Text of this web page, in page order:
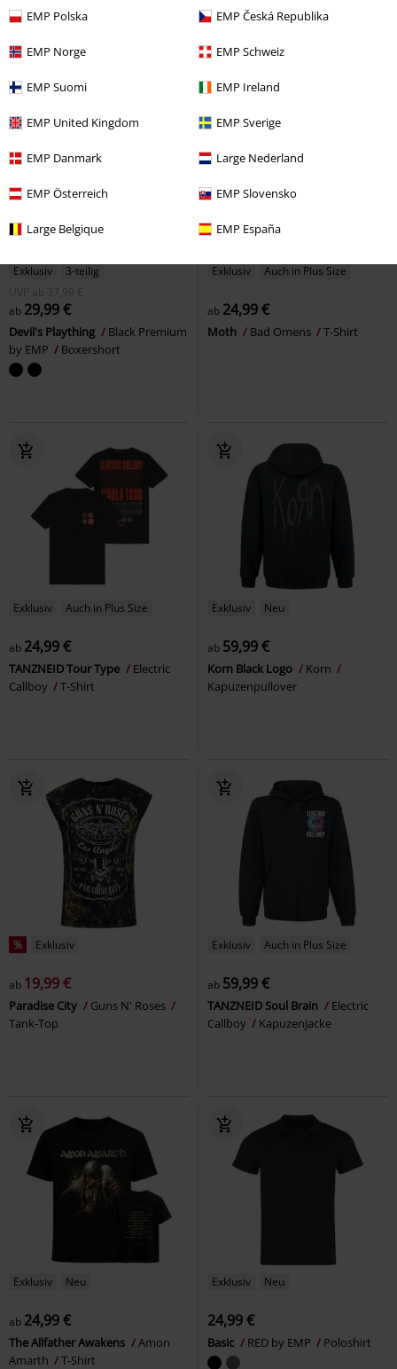
EMP Polska EMP Česká Republika
EMP Norge EMP Schweiz
EMP Suomi EMP Ireland
EMP United Kingdom EMP Sverige
EMP Danmark Large Nederland
EMP Österreich EMP Slovensko
Large Belgique EMP España
Lederjacke
Kapuzenjacke
Exklusiv
3-teilig
UVP
ab
37,99 €
ab 29,99 €
Devil's Plaything
Black Premium
by EMP
Boxershort
Exklusiv Auch in Plus Size
ab 24,99 €
Moth Bad Omens T-Shirt
Exklusiv Auch in Plus Size
ab 24,99 €
TANZNEID Tour Type
Electric
Callboy
T-Shirt
Exklusiv Neu
ab 59,99 €
Korn Black Logo
Korn
Kapuzenpullover
% Exklusiv
ab 19,99 €
Paradise City
Guns N' Roses
Tank-Top
Exklusiv Auch in Plus Size
ab 59,99 €
TANZNEID Soul Brain
Electric
Callboy
Kapuzenjacke
Exklusiv Neu
ab 24,99 €
The Allfather Awakens
Amon
Amarth
T-Shirt
Exklusiv Neu
24,99 €
Basic RED by EMP Poloshirt